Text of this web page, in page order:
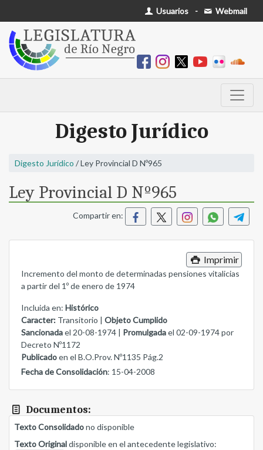
Usuarios - Webmail
Digesto Jurídico
Digesto Jurídico / Ley Provincial D Nº965
Ley Provincial D Nº965
Compartir en:
Imprimir
Incremento del monto de determinadas pensiones vitalicias
a partir del 1º de enero de 1974
Incluida en: Histórico
Caracter: Transitorio | Objeto Cumplido
Sancionadael 20-08-1974 | Promulgadael 02-09-1974 por
Decreto Nº1172
Publicadoen el B.O.Prov. Nº1135 Pág.2
Fecha de Consolidación: 15-04-2008
Documentos:
Texto Consolidadono disponible
Texto Originaldisponible en el antecedente legislativo: